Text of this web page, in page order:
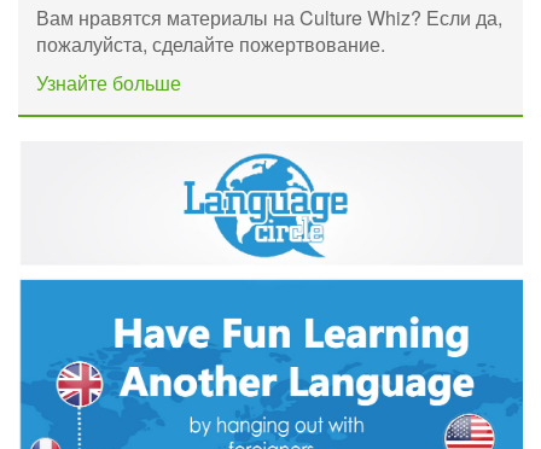
Вам нравятся материалы на Culture Whiz? Если да,
пожалуйста, сделайте пожертвование.
Узнайте больше